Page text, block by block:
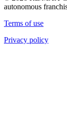
autonomous
Terms of use
Privacy policy